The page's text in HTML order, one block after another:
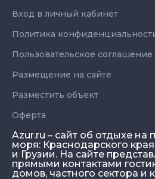
Azur.ru – сайт об отдыхе
моря: Краснодарского
и Грузии. На сайте
прямыми контактами
домов, частного сектора и
Вход в личный кабинет
Политика
Пользовательское соглашение
Размещение на сайте
Разместить объект
Оферта